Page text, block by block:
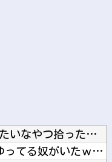
【緊急】パチンコ屋のカードみたいなやつ拾ったんやが…他
ETCの事をイーティーシーってゆってる奴がいたｗｗｗｗｗｗｗ...